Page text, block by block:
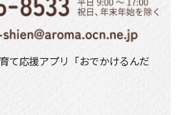
て応援アプリ 「おでかけるんだ